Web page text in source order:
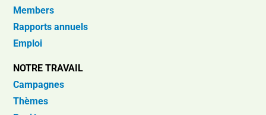
Members
Rapports annuels
Emploi
NOTRE TRAVAIL
Campagnes
Thèmes